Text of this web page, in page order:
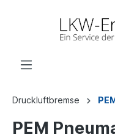
Druckluftbremse
PEM